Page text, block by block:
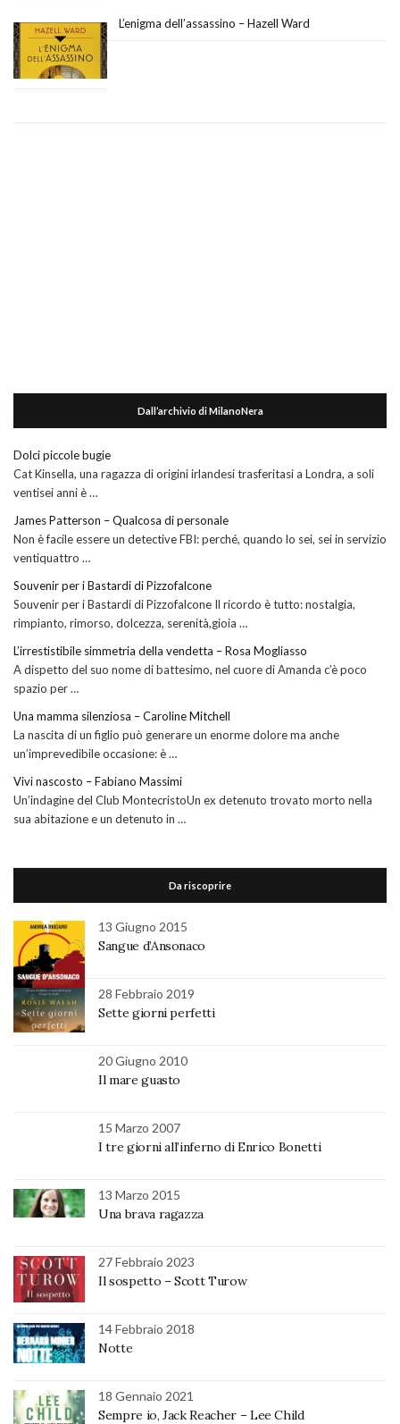
L’enigma dell’assassino – Hazell Ward
Dall’archivio di MilanoNera
Dolci piccole bugie
Cat Kinsella, una ragazza di origini irlandesi trasferitasi a Londra, a soli
ventisei anni è …
James Patterson – Qualcosa di personale
Non è facile essere un detective FBI: perché, quando lo sei, sei in servizio
ventiquattro …
Souvenir per i Bastardi di Pizzofalcone
Souvenir per i Bastardi di Pizzofalcone Il ricordo è tutto: nostalgia,
rimpianto, rimorso, dolcezza, serenità,gioia …
L’irrestistibile simmetria della vendetta – Rosa Mogliasso
A dispetto del suo nome di battesimo, nel cuore di Amanda c’è poco
spazio per …
Una mamma silenziosa – Caroline Mitchell
La nascita di un figlio può generare un enorme dolore ma anche
un’imprevedibile occasione: è …
Vivi nascosto – Fabiano Massimi
Un’indagine del Club MontecristoUn ex detenuto trovato morto nella
sua abitazione e un detenuto in …
Da riscoprire
13 Giugno 2015
Sangue d’Ansonaco
28 Febbraio 2019
Sette giorni perfetti
20 Giugno 2010
Il mare guasto
15 Marzo 2007
I tre giorni all’inferno di Enrico Bonetti
13 Marzo 2015
Una brava ragazza
27 Febbraio 2023
Il sospetto – Scott Turow
14 Febbraio 2018
Notte
18 Gennaio 2021
Sempre io, Jack Reacher – Lee Child